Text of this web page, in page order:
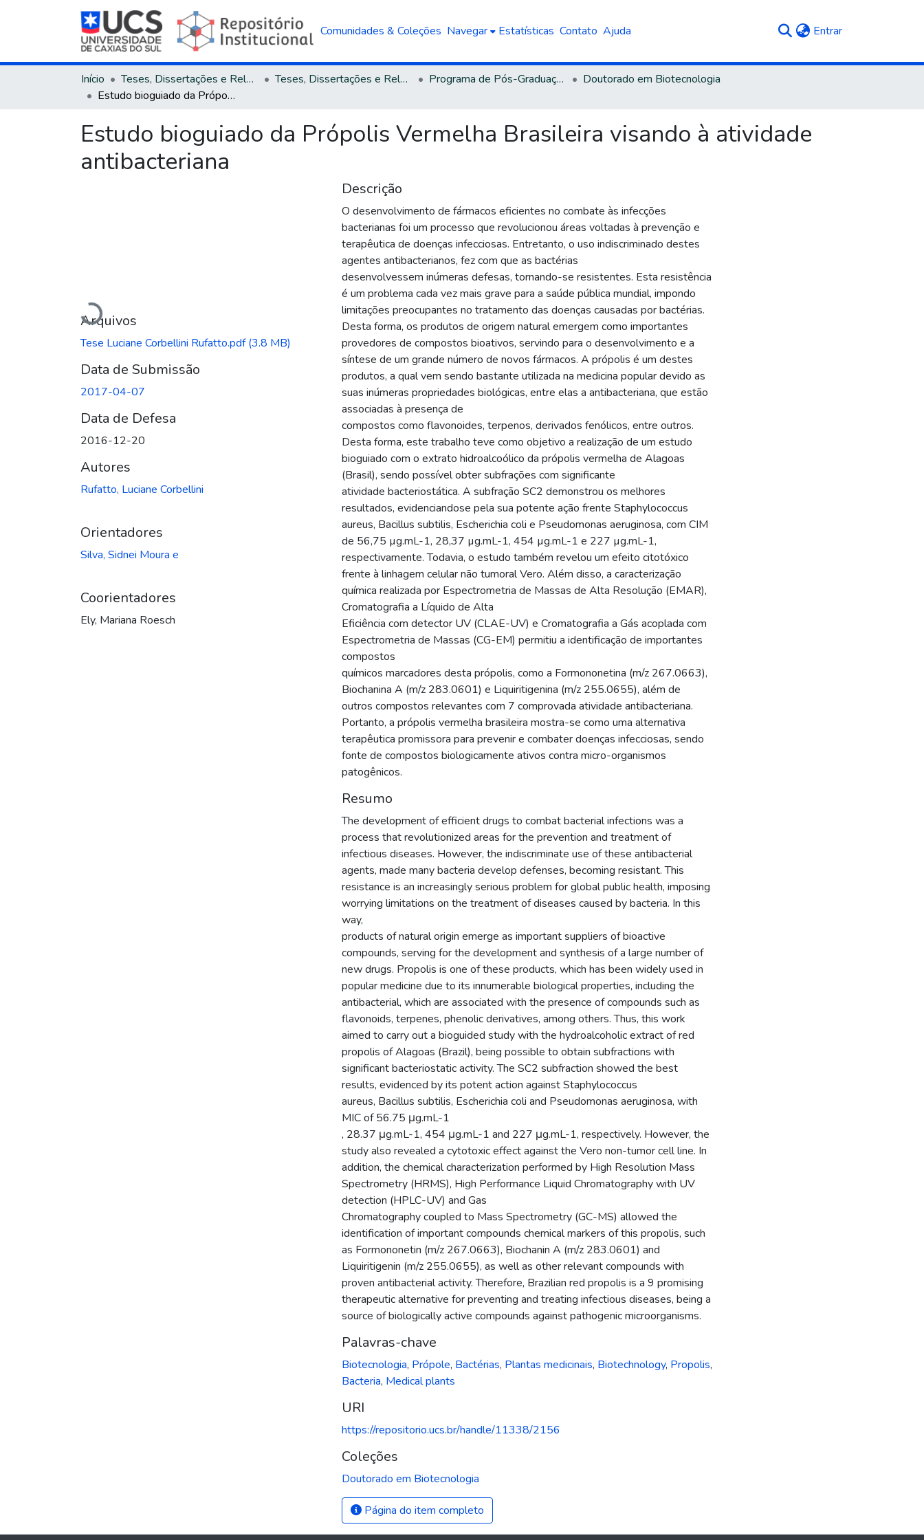
Comunidades & Coleções Navegar Estatísticas Contato Ajuda Entrar(current)
Início Teses, Dissertações e Relatórios Teses, Dissertações e Relatórios defendidos na UCS Programa de Pós-Graduação em Biotecnologia
Doutorado em Biotecnologia
Estudo bioguiado da Própolis Vermelha Brasileira visando à atividade antibacteriana
Estudo bioguiado da Própolis Vermelha Brasileira visando à atividade
antibacteriana
Carregando...
Arquivos
Tese Luciane Corbellini Rufatto.pdf(3.8 MB)
Data de Submissão
2017-04-07
Data de Defesa
2016-12-20
Autores
Rufatto, Luciane Corbellini
Orientadores
Silva, Sidnei Moura e
Coorientadores
Ely, Mariana Roesch
Descrição
O desenvolvimento de fármacos eficientes no combate às infecções
bacterianas foi um processo que revolucionou áreas voltadas à prevenção e
terapêutica de doenças infecciosas. Entretanto, o uso indiscriminado destes
agentes antibacterianos, fez com que as bactérias
desenvolvessem inúmeras defesas, tornando-se resistentes. Esta resistência
é um problema cada vez mais grave para a saúde pública mundial, impondo
limitações preocupantes no tratamento das doenças causadas por bactérias.
Desta forma, os produtos de origem natural emergem como importantes
provedores de compostos bioativos, servindo para o desenvolvimento e a
síntese de um grande número de novos fármacos. A própolis é um destes
produtos, a qual vem sendo bastante utilizada na medicina popular devido as
suas inúmeras propriedades biológicas, entre elas a antibacteriana, que estão
associadas à presença de
compostos como flavonoides, terpenos, derivados fenólicos, entre outros.
Desta forma, este trabalho teve como objetivo a realização de um estudo
bioguiado com o extrato hidroalcoólico da própolis vermelha de Alagoas
(Brasil), sendo possível obter subfrações com significante
atividade bacteriostática. A subfração SC2 demonstrou os melhores
resultados, evidenciandose pela sua potente ação frente Staphylococcus
aureus, Bacillus subtilis, Escherichia coli e Pseudomonas aeruginosa, com CIM
de 56,75 µg.mL-1, 28,37 µg.mL-1, 454 µg.mL-1 e 227 µg.mL-1,
respectivamente. Todavia, o estudo também revelou um efeito citotóxico
frente à linhagem celular não tumoral Vero. Além disso, a caracterização
química realizada por Espectrometria de Massas de Alta Resolução (EMAR),
Cromatografia a Líquido de Alta
Eficiência com detector UV (CLAE-UV) e Cromatografia a Gás acoplada com
Espectrometria de Massas (CG-EM) permitiu a identificação de importantes
compostos
químicos marcadores desta própolis, como a Formononetina (m/z 267.0663),
Biochanina A (m/z 283.0601) e Liquiritigenina (m/z 255.0655), além de
outros compostos relevantes com 7 comprovada atividade antibacteriana.
Portanto, a própolis vermelha brasileira mostra-se como uma alternativa
terapêutica promissora para prevenir e combater doenças infecciosas, sendo
fonte de compostos biologicamente ativos contra micro-organismos
patogênicos.
Resumo
The development of efficient drugs to combat bacterial infections was a
process that revolutionized areas for the prevention and treatment of
infectious diseases. However, the indiscriminate use of these antibacterial
agents, made many bacteria develop defenses, becoming resistant. This
resistance is an increasingly serious problem for global public health, imposing
worrying limitations on the treatment of diseases caused by bacteria. In this
way,
products of natural origin emerge as important suppliers of bioactive
compounds, serving for the development and synthesis of a large number of
new drugs. Propolis is one of these products, which has been widely used in
popular medicine due to its innumerable biological properties, including the
antibacterial, which are associated with the presence of compounds such as
flavonoids, terpenes, phenolic derivatives, among others. Thus, this work
aimed to carry out a bioguided study with the hydroalcoholic extract of red
propolis of Alagoas (Brazil), being possible to obtain subfractions with
significant bacteriostatic activity. The SC2 subfraction showed the best
results, evidenced by its potent action against Staphylococcus
aureus, Bacillus subtilis, Escherichia coli and Pseudomonas aeruginosa, with
MIC of 56.75 μg.mL-1
, 28.37 μg.mL-1, 454 μg.mL-1 and 227 μg.mL-1, respectively. However, the
study also revealed a cytotoxic effect against the Vero non-tumor cell line. In
addition, the chemical characterization performed by High Resolution Mass
Spectrometry (HRMS), High Performance Liquid Chromatography with UV
detection (HPLC-UV) and Gas
Chromatography coupled to Mass Spectrometry (GC-MS) allowed the
identification of important compounds chemical markers of this propolis, such
as Formononetin (m/z 267.0663), Biochanin A (m/z 283.0601) and
Liquiritigenin (m/z 255.0655), as well as other relevant compounds with
proven antibacterial activity. Therefore, Brazilian red propolis is a 9 promising
therapeutic alternative for preventing and treating infectious diseases, being a
source of biologically active compounds against pathogenic microorganisms.
Palavras-chave
Biotecnologia, Própole, Bactérias, Plantas medicinais, Biotechnology, Propolis,
Bacteria, Medical plants
URI
https://repositorio.ucs.br/handle/11338/2156
Coleções
Doutorado em Biotecnologia
Página do item completo